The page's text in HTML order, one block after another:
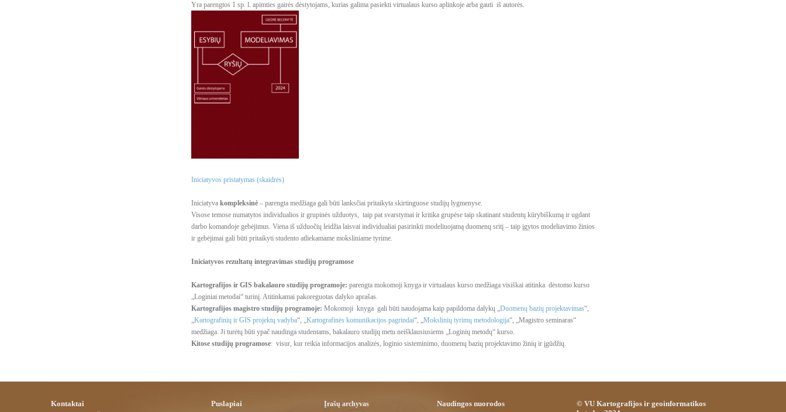
Yra parengtos 1 sp. l. apimties gairės dėstytojams, kurias galima pasiekti virtualaus kurso aplinkoje arba gauti iš autorės.
Iniciatyvos pristatymas (skaidrės)
Iniciatyva kompleksinė – parengta medžiaga gali būti lanksčiai pritaikyta skirtinguose studijų lygmenyse.
Visose temose numatytos individualios ir grupinės užduotys, taip pat svarstymai ir kritika grupėse taip skatinant studentų kūrybiškumą ir ugdant
darbo komandoje gebėjimus. Viena iš užduočių leidžia laisvai individualiai pasirinkti modeliuojamą duomenų sritį – taip įgytos modeliavimo žinios
ir gebėjimai gali būti pritaikyti studento atliekamame moksliniame tyrime.
Iniciatyvos rezultatų integravimas studijų programose
Kartografijos ir GIS bakalauro studijų programoje: parengta mokomoji knyga ir virtualaus kurso medžiaga visiškai atitinka dėstomo kurso
„Loginiai metodai“ turinį. Atitinkamai pakoreguotas dalyko aprašas.
Kartografijos magistro studijų programoje: Mokomoji knyga gali būti naudojama kaip papildoma dalykų „Duomenų bazių projektavimas“,
„Kartografinių ir GIS projektų vadyba“, „Kartografinės komunikacijos pagrindai“, „Mokslinių tyrimų metodologija“, „Magistro seminaras“
medžiaga. Ji turėtų būti ypač naudinga studentams, bakalauro studijų metu neišklausiusiems „Loginių metodų“ kurso.
Kitose studijų programose: visur, kur reikia informacijos analizės, loginio sisteminimo, duomenų bazių projektavimo žinių ir įgūdžių.
Kontaktai Puslapiai Įrašų archyvas Naudingos nuorodos
© VU Kartografijos ir geoinformatikos